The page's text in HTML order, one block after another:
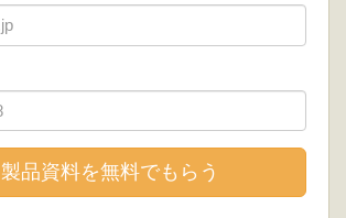
品資料を無料でもらう